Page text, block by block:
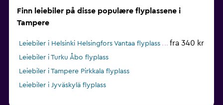
Finn leiebiler på disse populære flyplassene i
Tampere
Leiebiler i Helsinki Helsingfors Vantaa flyplass fra 340 kr
Leiebiler i Turku Åbo flyplass
Leiebiler i Tampere Pirkkala flyplass
Leiebiler i Jyväskylä flyplass